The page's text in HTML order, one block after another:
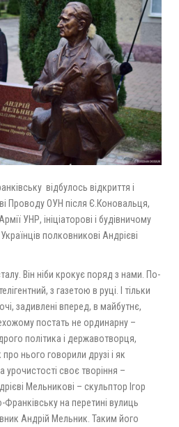
відбулось відкриття і
Проводу ОУН після Є.Коновальця,
УНР, ініціаторові і будівничому
полковникові Андрієві
Він ніби крокує поряд з нами. По-
з газетою в руці. І тільки
задивлені вперед, в майбутнє,
постать не ординарну –
політика і державотворця,
нього говорили друзі і як
урочистості своє творіння –
Мельникові – скульптор Ігор
на перетині вулиць
Андрій Мельник. Таким його